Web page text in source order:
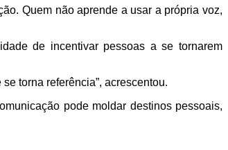
Quem não aprende a usar a própria voz,
de incentivar pessoas a se tornarem
torna referência”, acrescentou.
pode moldar destinos pessoais,